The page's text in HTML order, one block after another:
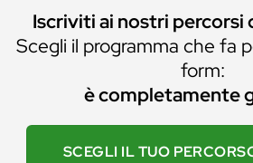
Iscriviti ai nostri percorsi
Scegli il programma che fa
form:
è completamente
SCEGLI IL TUO